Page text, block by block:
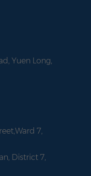
Yuen Long,
7,
District 7,